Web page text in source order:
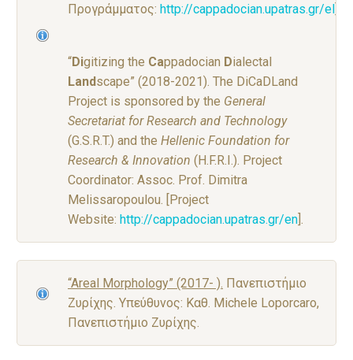
Προγράμματος: http://cappadocian.upatras.gr/el]
“Digitizing the Cappadocian Dialectal
Landscape” (2018-2021). The DiCaDLand
Project is sponsored by the General
Secretariat for Research and Technology
(G.S.R.T.) and the Hellenic Foundation for
Research & Innovation (H.F.R.I.). Project
Coordinator: Assoc. Prof. Dimitra
Melissaropoulou. [Project
Website: http://cappadocian.upatras.gr/en ].
“Areal Morphology” (2017- ). Πανεπιστήμιο
Ζυρίχης. Υπεύθυνος: Καθ. Michele Loporcaro,
Πανεπιστήμιο Ζυρίχης.